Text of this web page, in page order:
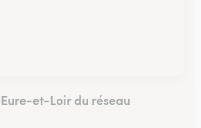
et-Loir du réseau